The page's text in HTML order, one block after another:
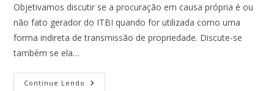
Objetivamos discutir se a procuração em causa própria é ou
não fato gerador do ITBI quando for utilizada como uma
forma indireta de transmissão de propriedade. Discute-se
também se ela…
Continue Lendo